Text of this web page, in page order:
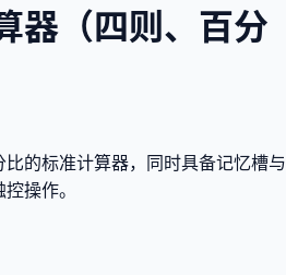
器（四则、百分
的标准计算器，同时具备记忆槽与
操作。